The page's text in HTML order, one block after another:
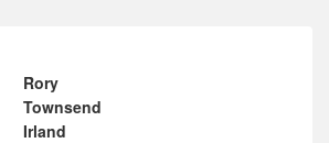
Rory
Townsend
Irland